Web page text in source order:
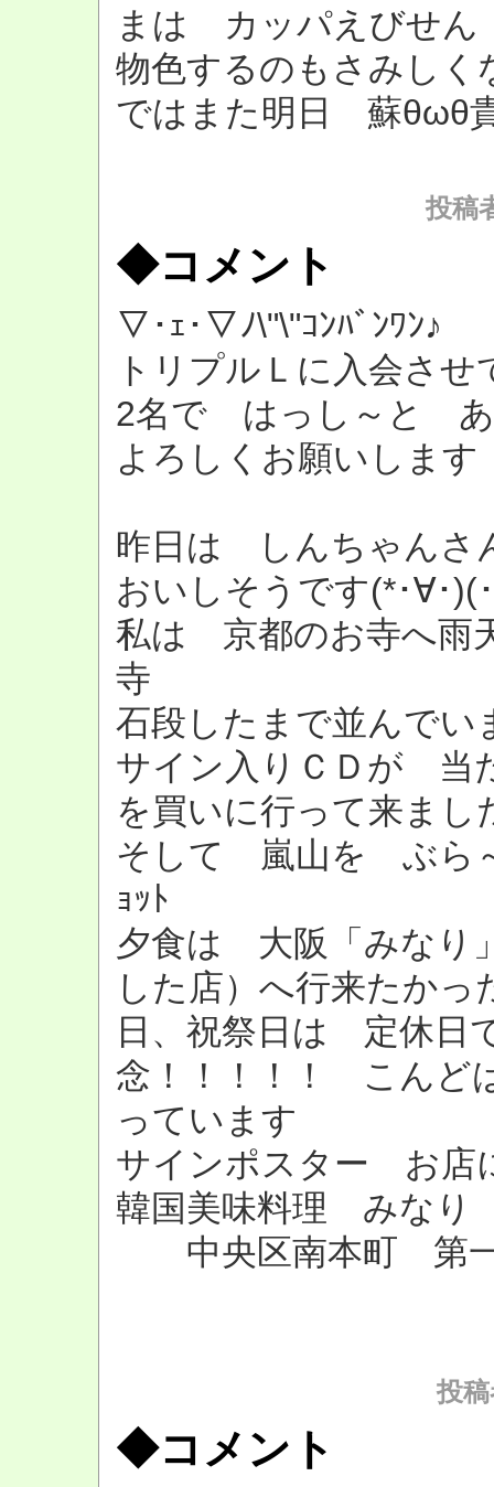
まは カッパえびせ
物色するのもさみしく
ではまた明日 蘇θωθ
投稿
◆コメント
▽･ｪ･▽ﾉ\"\"ｺﾝﾊﾞﾝﾜﾝ♪
トリプルＬに入会させ
2名で はっし～と あ
よろしくお願いします
昨日は しんちゃん
おいしそうです(*･∀･)(
私は 京都のお寺へ雨
寺
石段したまで並んでい
サイン入りＣＤが 当
を買いに行って来まし
そして 嵐山を ぶら
ｮｯﾄ
夕食は 大阪「みなり
した店）へ行来たかっ
日、祝祭日は 定休日
念！！！！！ こんど
っています
サインポスター お店
韓国美味料理 みなり
中央区南本町 第一
投
◆コメント